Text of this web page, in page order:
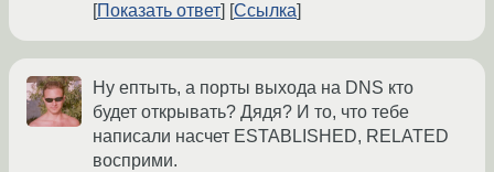
Показать ответ
Ссылка
Ну ептыть, а порты выхода на DNS кто
будет открывать? Дядя? И то, что тебе
написали насчет ESTABLISHED, RELATED
восприми.